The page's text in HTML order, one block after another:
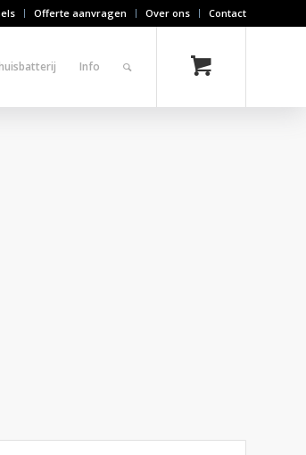
Offerte aanvragen Over ons Contact
Info